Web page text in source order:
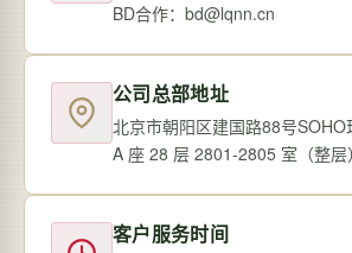
BD合作：bd@lqnn.cn
公司总部地址
北京市朝阳区建国路88号SOHO
A 座 28 层 2801-2805 室（整层）
客户服务时间